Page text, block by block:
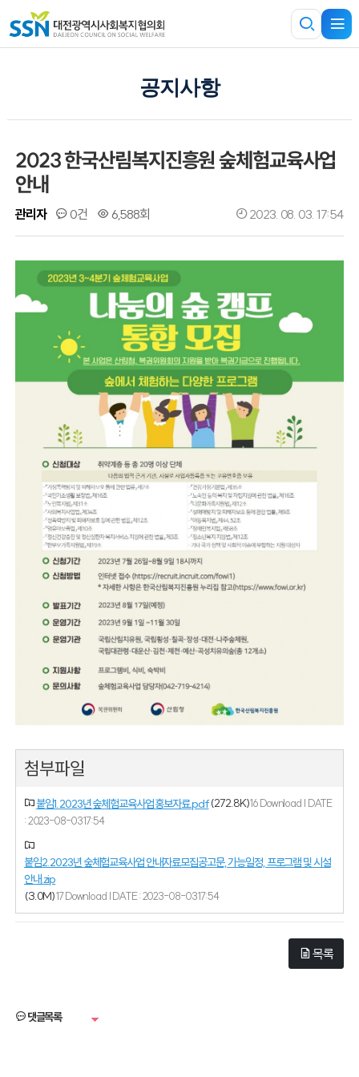
공지사항
2023 한국산림복지진흥원 숲체험교육사업
안내
관리자 0건 6,588회 2023. 08. 03. 17:54
첨부파일
붙임1. 2023년 숲체험교육사업 홍보자료.pdf(272.8K)16 Download | DATE
: 2023-08-03 17:54
붙임2. 2023년 숲체험교육사업 안내자료모집공고문, 가능일정, 프로그램 및 시설
안내.zip
(3.0M)17 Download | DATE : 2023-08-03 17:54
목록
댓글목록